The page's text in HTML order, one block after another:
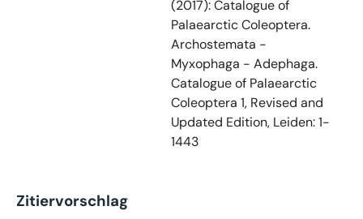
(2017): Catalogue of
Palaearctic Coleoptera.
Archostemata -
Myxophaga - Adephaga.
Catalogue of Palaearctic
Coleoptera 1, Revised and
Updated Edition, Leiden: 1-
1443
Zitiervorschlag